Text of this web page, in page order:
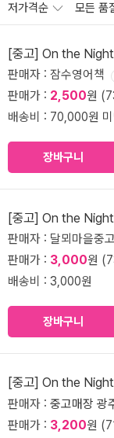
저가격순 모든 품
[중고] On the
판매자 : 잠수영어책
판매가 : 2,500원
배송비 : 70,000원
장바구니
[중고] On the
판매자 : 달뫼마을중
판매가 : 3,000원
배송비 : 3,000원
장바구니
[중고] On the
판매자 : 중고매장 광
판매가 : 3,200원